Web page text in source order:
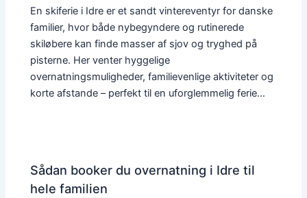
En skiferie i Idre er et sandt vintereventyr for danske
familier, hvor både nybegyndere og rutinerede
skiløbere kan finde masser af sjov og tryghed på
pisterne. Her venter hyggelige
overnatningsmuligheder, familievenlige aktiviteter og
korte afstande – perfekt til en uforglemmelig ferie…
Sådan booker du overnatning i Idre til
hele familien